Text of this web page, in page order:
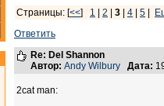
Страницы: [<<] 1 2 3 4 5
Ответить
Re: Del Shannon
Автор: Andy Wilbury Дата:
2cat man: